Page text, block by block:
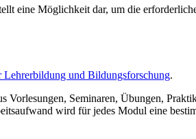
eine Möglichkeit dar, um die
Lehrerbildung und Bildungsforschung.
Seminaren, Übungen,
wird für jedes Modul eine